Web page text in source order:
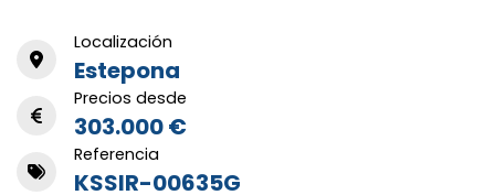
Localización
Estepona
Precios desde
303.000 €
Referencia
KSSIR-00635G